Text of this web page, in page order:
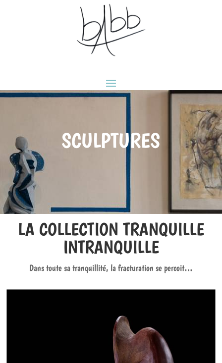
SCULPTURES
LA COLLECTION TRANQUILLE
INTRANQUILLE
Dans toute sa tranquillité, la fracturation se percoit…